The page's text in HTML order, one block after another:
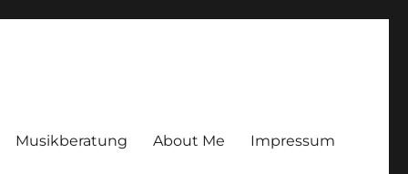
Musikberatung About Me Impressum